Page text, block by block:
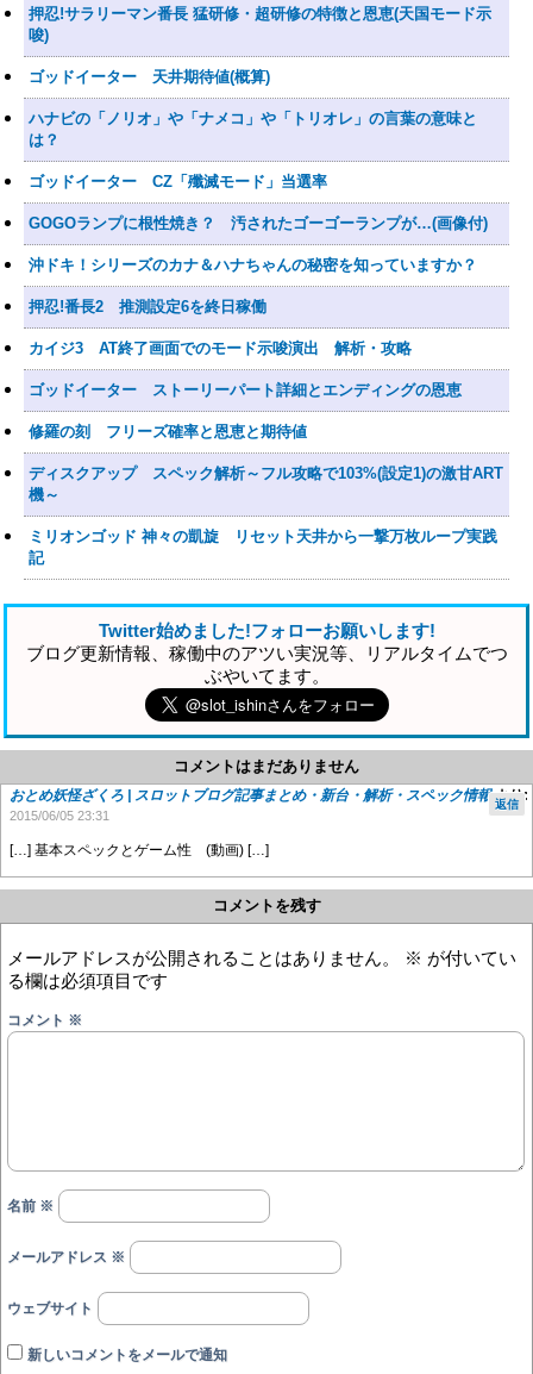
押忍!サラリーマン番長 猛研修・超研修の特徴と恩恵(天国モード示
唆)
ゴッドイーター 天井期待値(概算)
ハナビの「ノリオ」や「ナメコ」や「トリオレ」の言葉の意味と
は？
ゴッドイーター CZ「殲滅モード」当選率
GOGOランプに根性焼き？ 汚されたゴーゴーランプが…(画像付)
沖ドキ！シリーズのカナ＆ハナちゃんの秘密を知っていますか？
押忍!番長2 推測設定6を終日稼働
カイジ3 AT終了画面でのモード示唆演出 解析・攻略
ゴッドイーター ストーリーパート詳細とエンディングの恩恵
修羅の刻 フリーズ確率と恩恵と期待値
ディスクアップ スペック解析～フル攻略で103%(設定1)の激甘ART
機～
ミリオンゴッド 神々の凱旋 リセット天井から一撃万枚ループ実践
記
Twitter始めました!フォローお願いします!
ブログ更新情報、稼働中のアツい実況等、リアルタイムでつ
ぶやいてます。
コメントはまだありません
おとめ妖怪ざくろ | スロットブログ記事まとめ・新台・解析・スペック情報 より:
2015/06/05 23:31
[…] 基本スペックとゲーム性 (動画) […]
返信
コメントを残す
メールアドレスが公開されることはありません。 ※ が付いてい
る欄は必須項目です
コメント ※
名前 ※
メールアドレス ※
ウェブサイト
新しいコメントをメールで通知